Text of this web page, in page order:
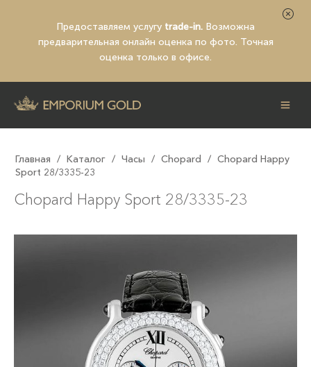
Предоставляем услугу trade-in. Возможна
предварительная онлайн оценка по фото. Точная
оценка только в офисе.
Главная / Каталог / Часы / Chopard / Chopard Happy
Sport 28/3335-23
Chopard Happy Sport 28/3335-23